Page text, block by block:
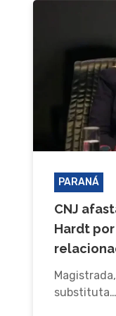
PARANÁ
CNJ
Hardt
substituta…